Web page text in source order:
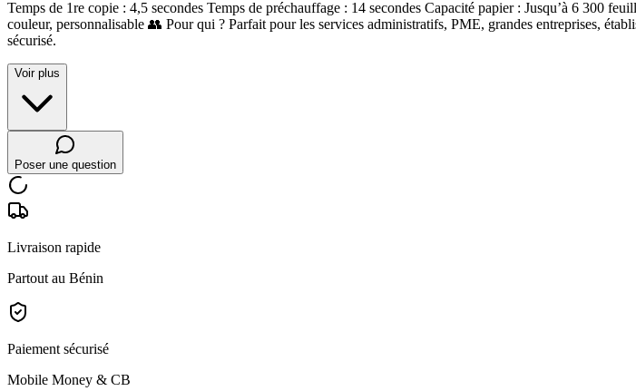
Temps de 1re copie : 4,5 secondes Temps de préchauffage : 14 secondes Capacité papier : Jusqu’à 6 300
couleur, personnalisable 👥 Pour qui ? Parfait pour les services administratifs, PME, grandes entreprises,
sécurisé.
Voir plus
Poser une question
Livraison rapide
Partout au Bénin
Paiement sécurisé
Mobile Money & CB